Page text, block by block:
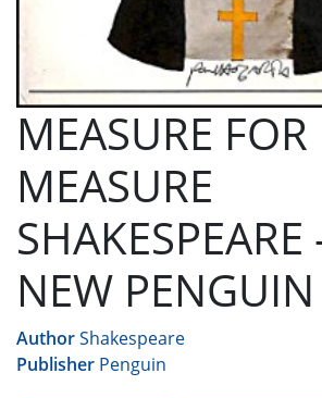
MEASURE FOR
MEASURE
SHAKESPEARE
NEW PENGUIN
AuthorShakespeare
Publisher Penguin